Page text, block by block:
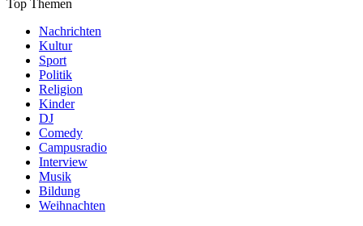
Top Themen
Nachrichten
Kultur
Sport
Politik
Religion
Kinder
DJ
Comedy
Campusradio
Interview
Musik
Bildung
Weihnachten